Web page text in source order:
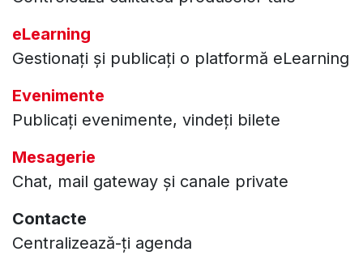
eLearning
Gestionați și publicați o platformă eLearning
Evenimente
Publicați evenimente, vindeți bilete
Mesagerie
Chat, mail gateway și canale private
Contacte
Centralizează-ți agenda